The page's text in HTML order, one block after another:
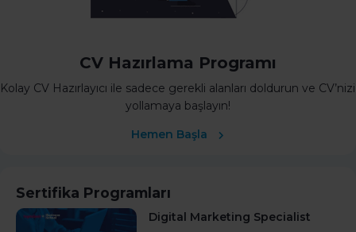
CV Hazırlama Programı
Kolay CV Hazırlayıcı ile sadece gerekli alanları doldurun ve CV’nizi
yollamaya başlayın!
Hemen Başla
Sertifika Programları
Digital Marketing Specialist